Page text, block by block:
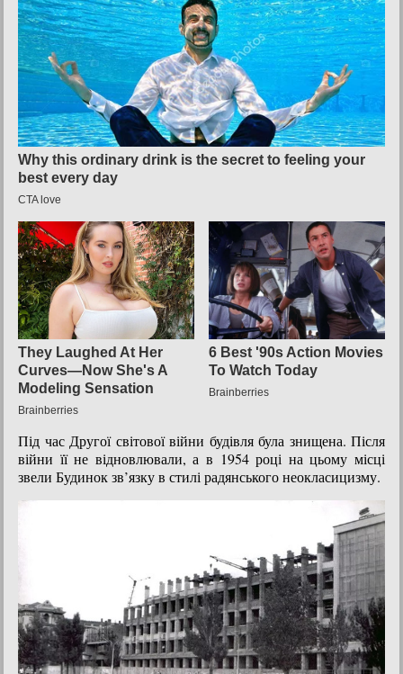
Під час Другої світової війни будівля була знищена. Після
війни її не відновлювали, а в 1954 році на цьому місці
звели Будинок зв’язку в стилі радянського неокласицизму.